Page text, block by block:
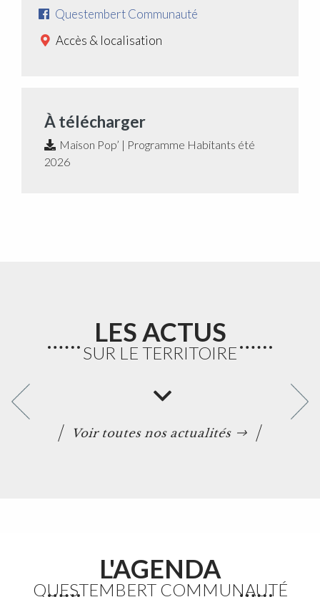
Questembert Communauté
Accès & localisation
À télécharger
Maison Pop’ | Programme Habitants été
2026
LES ACTUS
SUR LE TERRITOIRE
Fortes chaleurs : Adaptation des horaires des
Voir toutes nos actualités
L'AGENDA
QUESTEMBERT COMMUNAUTÉ